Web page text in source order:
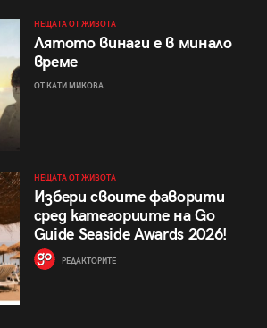
НЕЩАТА ОТ ЖИВОТА
Лятото винаги е в минало
време
ОТ КАТИ МИКОВА
НЕЩАТА ОТ ЖИВОТА
Избери своите фаворити
сред категориите на Go
Guide Seaside Awards 2026!
РЕДАКТОРИТЕ